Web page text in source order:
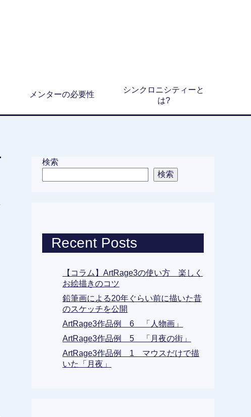
メンターの必要性
シンクロニシティーと
は?
検索
検索
Recent Posts
【コラム】ArtRage3の使い方 楽しく
お絵描きのコツ
鉛筆画による20年ぐらい前に描いた昔
のスケッチを公開
ArtRage3作品例 6 「人物画」
ArtRage3作品例 5 「月夜の街」
ArtRage3作品例 1 マウスだけで描
いた「月夜」